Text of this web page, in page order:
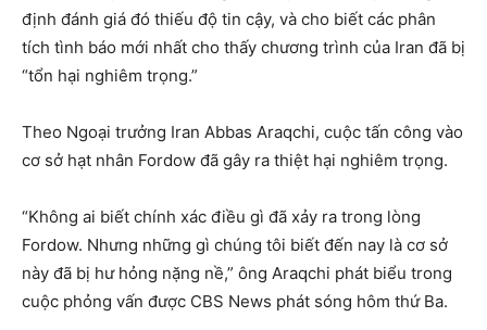
định đánh giá đó thiếu độ tin cậy, và cho biết các phân
tích tình báo mới nhất cho thấy chương trình của Iran đã bị
“tổn hại nghiêm trọng.”
Theo Ngoại trưởng Iran Abbas Araqchi, cuộc tấn công vào
cơ sở hạt nhân Fordow đã gây ra thiệt hại nghiêm trọng.
“Không ai biết chính xác điều gì đã xảy ra trong lòng
Fordow. Nhưng những gì chúng tôi biết đến nay là cơ sở
này đã bị hư hỏng nặng nề,” ông Araqchi phát biểu trong
cuộc phỏng vấn được CBS News phát sóng hôm thứ Ba.